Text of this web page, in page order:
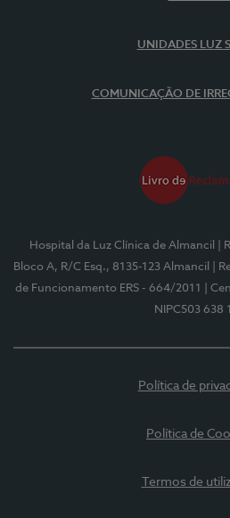
UNIDADES LUZ
COMUNICAÇÃO DE
Hospital da Luz Clínica de Almancil
|
Bloco A, R/C Esq., 8135-123 Almancil
|
de Funcionamento ERS - 664/2011
|
NIPC503 638
Política de
Política de
Termos de